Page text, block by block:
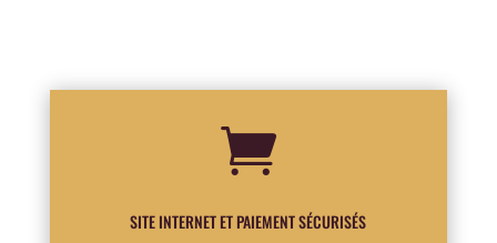

SITE INTERNET ET PAIEMENT SÉCURISÉS